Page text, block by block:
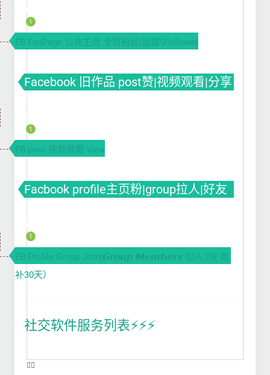
赞
1
FB FanPage 公共主页 专页粉丝|追踪\Follower
Facebook 旧作品 post赞|视频观看|分享
fb买赞 fb涨赞 fb刷赞 Facebook帖子刷
点赞
1
FB post 视频观看 view
Facbook profile主页粉|group拉人|好友
fb粉丝 fb买粉 fb涨粉 fb刷粉 Facebook
刷粉
1
FB Profile Group Join|𝙂𝙧𝙤𝙪𝙥 𝙈𝙚𝙢𝙗𝙚𝙧𝙨 加人 (快 包
补30天）
社交软件服务列表⚡️⚡️⚡️
❤️‍🔥